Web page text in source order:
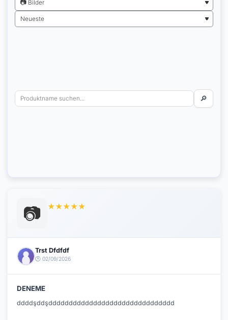
🔎
📷 ★★★★★
Trst Dfdfdf
🕒 02/09/2026
DENEME
ddddşddşddddddddddddddddddddddddddddddd